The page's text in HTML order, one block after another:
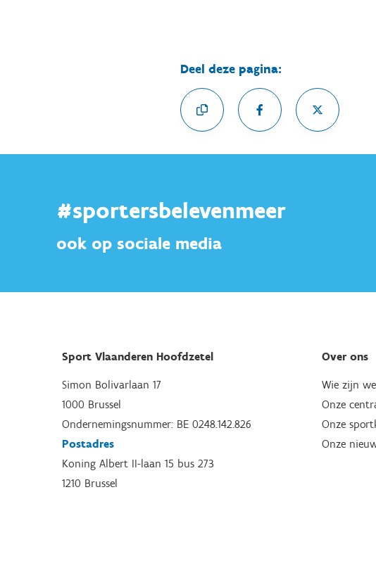
Deel deze pagina:
#sportersbelevenmeer
ook op sociale media
Sport Vlaanderen Hoofdzetel
Simon Bolivarlaan 17
1000 Brussel
Ondernemingsnummer: BE 0248.142.826
Postadres
Koning Albert II-laan 15 bus 273
1210 Brussel
Over ons
Wie zijn
Onze
Onze
Onze